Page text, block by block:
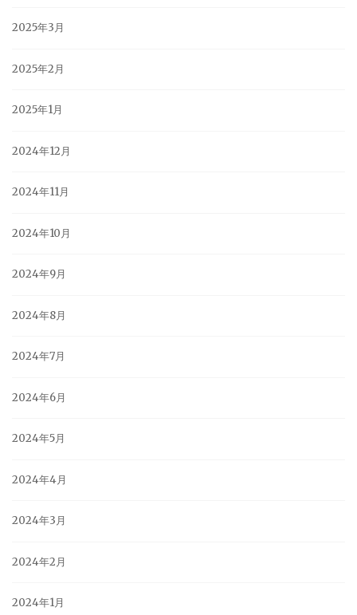
2025年3月
2025年2月
2025年1月
2024年12月
2024年11月
2024年10月
2024年9月
2024年8月
2024年7月
2024年6月
2024年5月
2024年4月
2024年3月
2024年2月
2024年1月